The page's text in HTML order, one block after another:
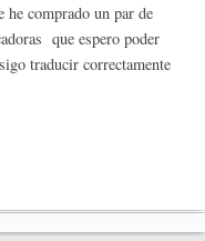
comprado un par de
que espero poder
traducir correctamente